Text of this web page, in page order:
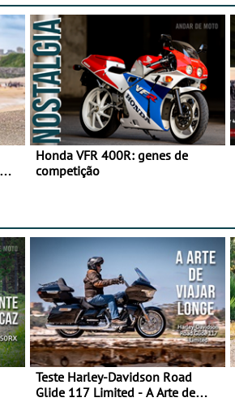
Honda VFR 400R: genes de
competição
Teste Harley-Davidson Road
Glide 117 Limited - A Arte de